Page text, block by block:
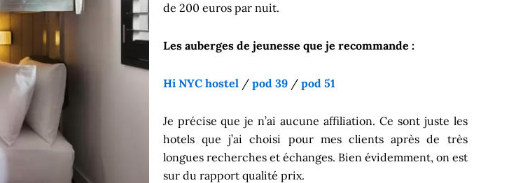
de 200 euros par nuit.
Les auberges de jeunesse que je recommande :
Hi NYC hostel/ pod 39/ pod 51
Je précise que je n’ai aucune affiliation. Ce sont juste les
hotels que j’ai choisi pour mes clients après de très
longues recherches et échanges. Bien évidemment, on est
sur du rapport qualité prix.